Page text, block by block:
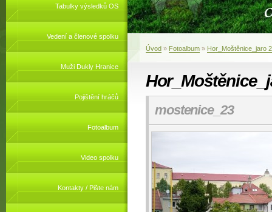
Tabulky výsledků OS
Vedení a členové spolku
Muži Dukly Hranice
Pojištění hráčů
Fotoalbum
Video spolku
Kontakty / Pište nám
Úvod » Fotoalbum » Hor_Moštěnice_jaro
mostenice_23